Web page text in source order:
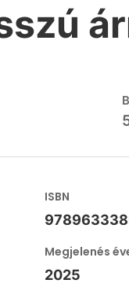
ISBN
Megjelenés
2025